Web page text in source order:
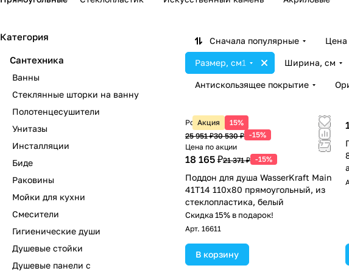
Сначала популярные Цена
Размер, см1 Ширина, см
Антискользящее покрытие
Акция 15%
Розничная цена
25 951 ₽30 530 ₽ -15%
Цена по акции
18 165 ₽21 371 ₽ -15%
Поддон для душа WasserKraft Main
41T14 110х80 прямоугольный, из
стеклопластика, белый
Скидка 15% в подарок!
Арт. 16611
В корзину
Категория
Сантехника
Ванны
Стеклянные шторки на ванну
Полотенцесушители
Унитазы
Инсталляции
Биде
Раковины
Мойки для кухни
Смесители
Гигиенические души
Душевые стойки
Душевые панели с